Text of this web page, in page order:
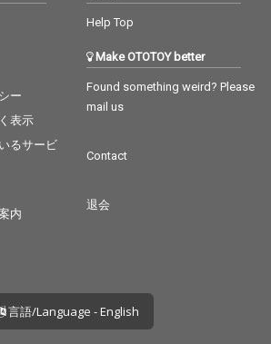
ー
表示
るサービ
内
Help Top
Make OTOTOY better
Found something weird? Please
mail us
Contact
退会
言語/Language - English